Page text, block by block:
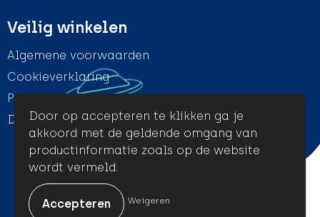
Veilig winkelen
Algemene voorwaarden
Cookieverklaring
Privacyverklaring
Disclaimer
Door op accepteren te klikken ga je
akkoord met de geldende omgang van
productinformatie zoals op de website
wordt vermeld.
Weigeren